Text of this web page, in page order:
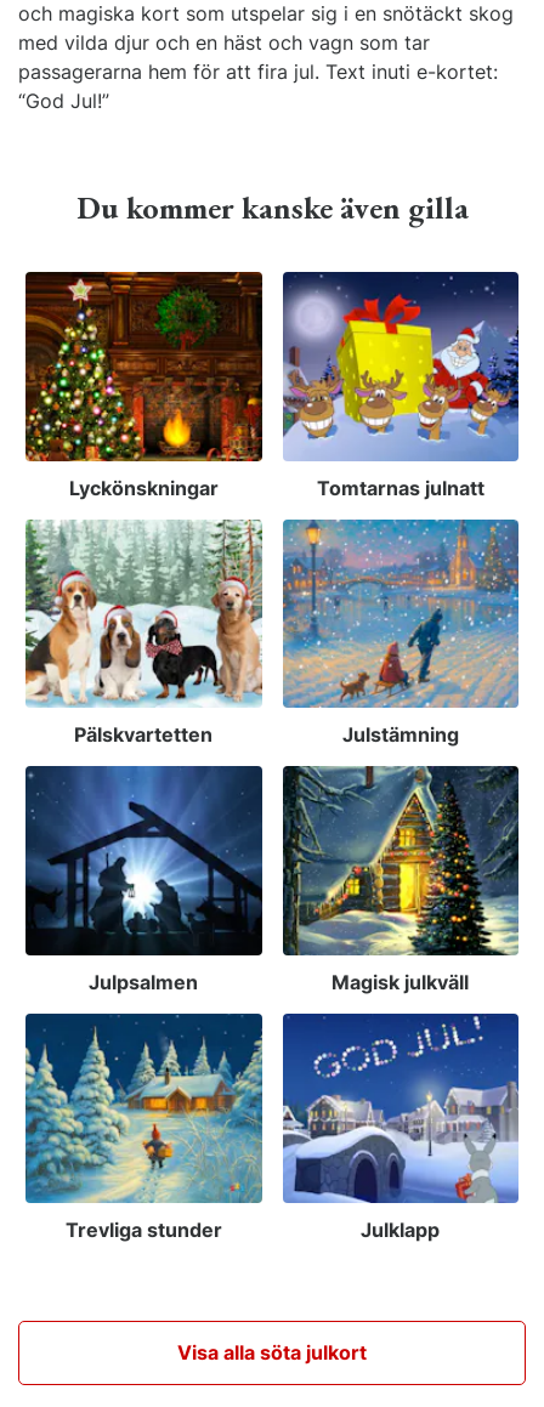
och magiska kort som utspelar sig i en snötäckt skog
med vilda djur och en häst och vagn som tar
passagerarna hem för att fira jul. Text inuti e-kortet:
“God Jul!”
Du kommer kanske även gilla
Lyckönskningar Tomtarnas julnatt
Pälskvartetten Julstämning
Julpsalmen Magisk julkväll
Trevliga stunder Julklapp
Visa alla söta julkort